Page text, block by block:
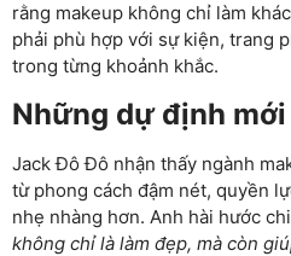
rằng makeup không chỉ làm
phải phù hợp với sự kiện, trang
trong từng khoảnh khắc.
Những dự định
Jack Đô Đô nhận thấy ngành
từ phong cách đậm nét, quyền
nhẹ nhàng hơn. Anh hài hước
không chỉ là làm đẹp, mà còn